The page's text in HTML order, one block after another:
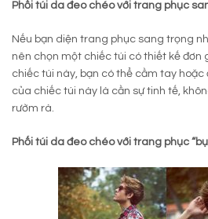
Phối túi da đeo chéo với trang phục
Nếu bạn diện trang phục sang trọng
nên chọn một chiếc túi có thiết kế đơn
chiếc túi này, bạn có thể cầm tay hoặc
của chiếc túi này là cần sự tinh tế,
rườm rà.
Phối túi da đeo chéo với trang phục